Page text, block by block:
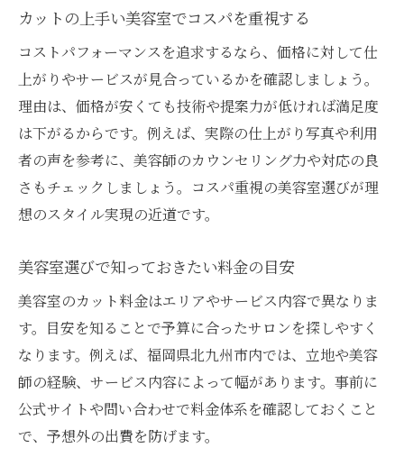
カットの上手い美容室でコスパを重視する
コストパフォーマンスを追求するなら、価格に対して仕
上がりやサービスが見合っているかを確認しましょう。
理由は、価格が安くても技術や提案力が低ければ満足度
は下がるからです。例えば、実際の仕上がり写真や利用
者の声を参考に、美容師のカウンセリング力や対応の良
さもチェックしましょう。コスパ重視の美容室選びが理
想のスタイル実現の近道です。
美容室選びで知っておきたい料金の目安
美容室のカット料金はエリアやサービス内容で異なりま
す。目安を知ることで予算に合ったサロンを探しやすく
なります。例えば、福岡県北九州市内では、立地や美容
師の経験、サービス内容によって幅があります。事前に
公式サイトや問い合わせで料金体系を確認しておくこと
で、予想外の出費を防げます。